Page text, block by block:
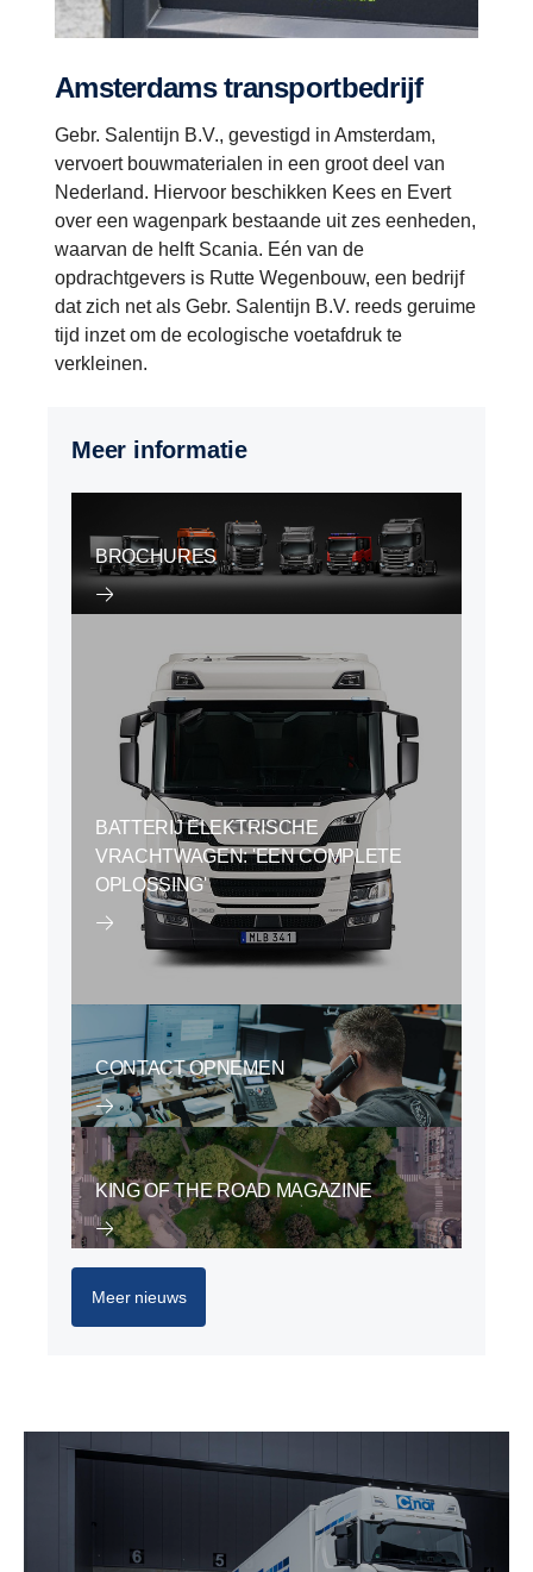
Amsterdams transportbedrijf
Gebr. Salentijn B.V., gevestigd in Amsterdam,
vervoert bouwmaterialen in een groot deel van
Nederland. Hiervoor beschikken Kees en Evert
over een wagenpark bestaande uit zes eenheden,
waarvan de helft Scania. Eén van de
opdrachtgevers is Rutte Wegenbouw, een bedrijf
dat zich net als Gebr. Salentijn B.V. reeds geruime
tijd inzet om de ecologische voetafdruk te
verkleinen.
Meer informatie
BROCHURES
BATTERIJ ELEKTRISCHE
VRACHTWAGEN: 'EEN COMPLETE
OPLOSSING'
CONTACT OPNEMEN
KING OF THE ROAD MAGAZINE
Meer nieuws